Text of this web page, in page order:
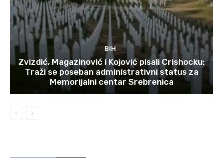
BIH
Zvizdić, Magazinović i Kojović pisali Crishocku:
Traži se poseban administrativni status za
Memorijalni centar Srebrenica